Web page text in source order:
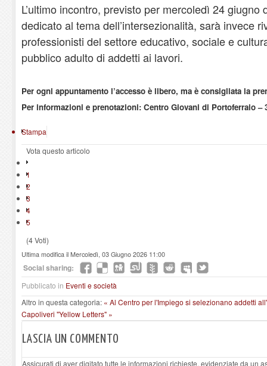
L’ultimo incontro, previsto per mercoledì 24 giugno
dedicato al tema dell’intersezionalità, sarà invece
professionisti del settore educativo, sociale e
pubblico adulto di addetti ai lavori.
Per ogni appuntamento l’accesso è libero, ma è consigliata la
Per informazioni e prenotazioni: Centro Giovani di Portoferraio –
Stampa
Vota questo articolo
1
2
3
4
5
(4 Voti)
Ultima modifica il Mercoledì, 03 Giugno 2026 11:00
Social sharing:
Pubblicato in Eventi e società
Altro in questa categoria: « Al Centro per l'Impiego si selezionano addetti
Capoliveri "Yellow Letters" »
LASCIA UN COMMENTO
Assicurati di aver digitato tutte le informazioni richieste, evidenziate da un